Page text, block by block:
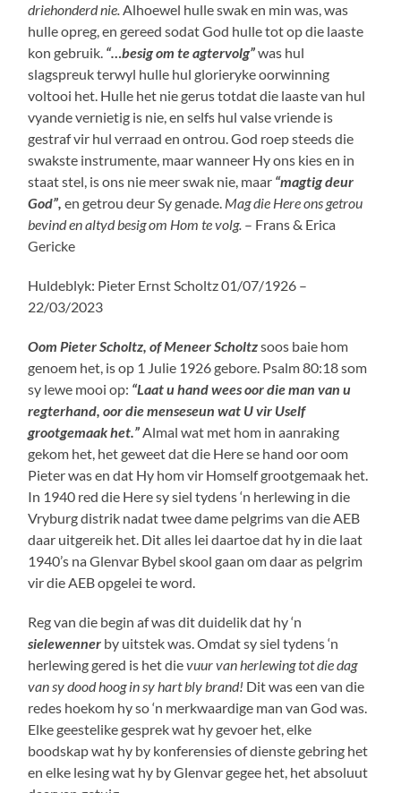
driehonderd nie.Alhoewel hulle swak en min was, was
hulle opreg, en gereed sodat God hulle tot op die laaste
kon gebruik. “…besig om te agtervolg”was hul
slagspreuk terwyl hulle hul glorieryke oorwinning
voltooi het. Hulle het nie gerus totdat die laaste van hul
vyande vernietig is nie, en selfs hul valse vriende is
gestraf vir hul verraad en ontrou. God roep steeds die
swakste instrumente, maar wanneer Hy ons kies en in
staat stel, is ons nie meer swak nie, maar “magtig deur
God”, en getrou deur Sy genade. Mag die Here ons getrou
bevind en altyd besig om Hom te volg. – Frans & Erica
Gericke
Huldeblyk: Pieter Ernst Scholtz 01/07/1926 –
22/03/2023
Oom Pieter Scholtz, of Meneer Scholtzsoos baie hom
genoem het, is op 1 Julie 1926 gebore. Psalm 80:18 som
sy lewe mooi op: “Laat u hand wees oor die man van u
regterhand, oor die menseseun wat U vir Uself
grootgemaak het.”Almal wat met hom in aanraking
gekom het, het geweet dat die Here se hand oor oom
Pieter was en dat Hy hom vir Homself grootgemaak het.
In 1940 red die Here sy siel tydens ‘n herlewing in die
Vryburg distrik nadat twee dame pelgrims van die AEB
daar uitgereik het. Dit alles lei daartoe dat hy in die laat
1940’s na Glenvar Bybel skool gaan om daar as pelgrim
vir die AEB opgelei te word.
Reg van die begin af was dit duidelik dat hy ‘n
sielewenner by uitstek was. Omdat sy siel tydens ‘n
herlewing gered is het dievuur van herlewing tot die dag
van sy dood hoog in sy hart bly brand! Dit was een van die
redes hoekom hy so ‘n merkwaardige man van God was.
Elke geestelike gesprek wat hy gevoer het, elke
boodskap wat hy by konferensies of dienste gebring het
en elke lesing wat hy by Glenvar gegee het, het absoluut